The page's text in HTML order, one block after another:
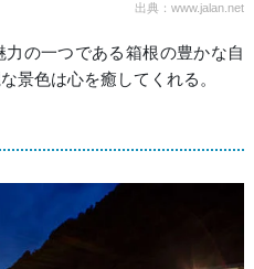
出典：www.jalan.net
の一つである箱根の豊かな自
景色は心を癒してくれる。